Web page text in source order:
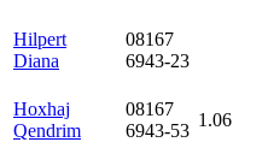
Hilpert
Diana
08167
6943-23
Hoxhaj
Qendrim
08167
6943-53
1.06